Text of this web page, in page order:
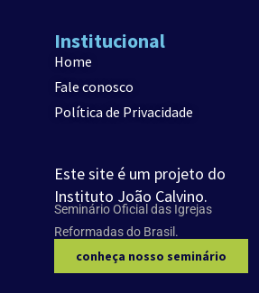
Institucional
Home
Fale conosco
Política de Privacidade
Este site é um projeto do
Instituto João Calvino.
Seminário Oficial das Igrejas
Reformadas do Brasil.
conheça nosso seminário